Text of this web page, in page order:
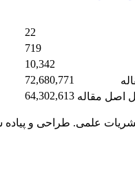
22
719
10,342
72,680,771
اصل مقاله 64,302,613
علمی. طراحی و پیاده